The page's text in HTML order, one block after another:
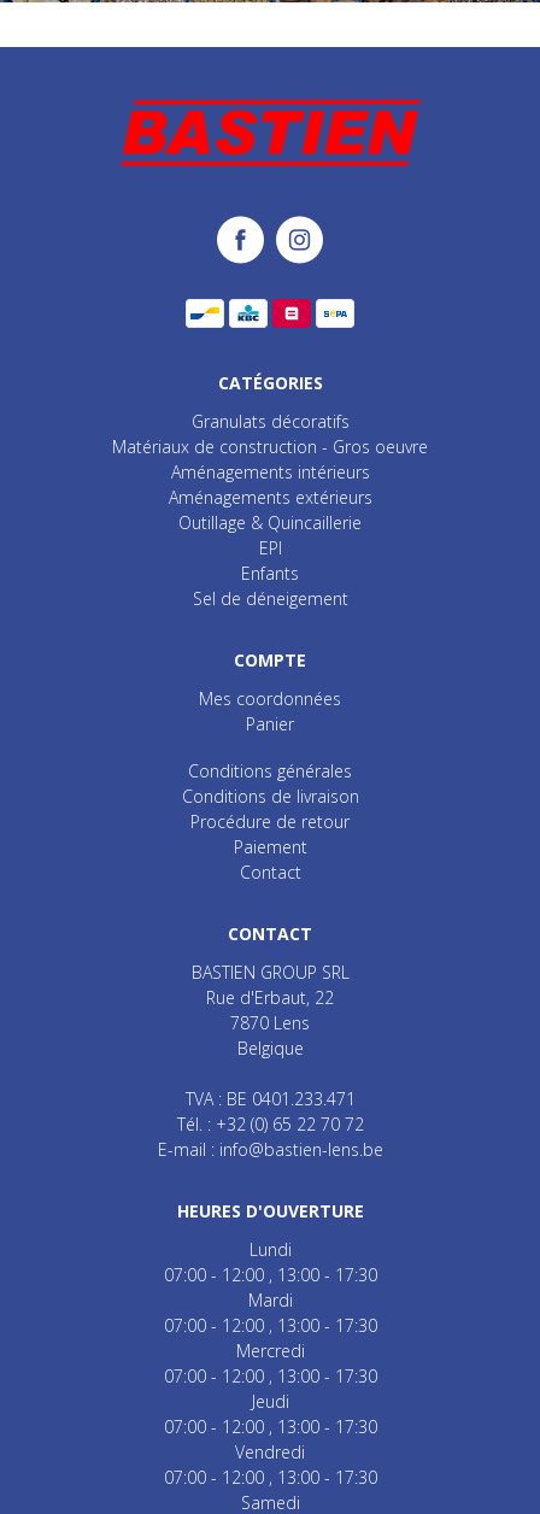
CATÉGORIES
Granulats décoratifs
Matériaux de construction - Gros oeuvre
Aménagements intérieurs
Aménagements extérieurs
Outillage & Quincaillerie
EPI
Enfants
Sel de déneigement
COMPTE
Mes coordonnées
Panier
Conditions générales
Conditions de livraison
Procédure de retour
Paiement
Contact
CONTACT
BASTIEN GROUP SRL
Rue d'Erbaut, 22
7870 Lens
Belgique
TVA : BE 0401.233.471
Tél. : +32 (0) 65 22 70 72
E-mail : info@bastien-lens.be
HEURES D'OUVERTURE
Lundi
07:00 - 12:00
13:00 - 17:30
Mardi
07:00 - 12:00
13:00 - 17:30
Mercredi
07:00 - 12:00
13:00 - 17:30
Jeudi
07:00 - 12:00
13:00 - 17:30
Vendredi
07:00 - 12:00
13:00 - 17:30
Samedi